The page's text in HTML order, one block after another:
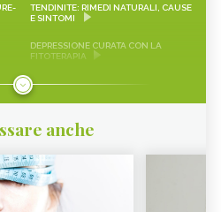
TENDINITE: RIMEDI NATURALI, CAUSE
E SINTOMI
DEPRESSIONE CURATA CON LA
FITOTERAPIA
EMICRANIA
ARTROSI
ATTACCHI DI PANICO
anche